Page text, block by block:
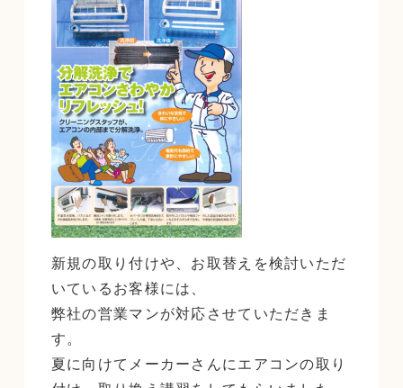
新規の取り付けや、お取替えを検討いただ
いているお客様には、
弊社の営業マンが対応させていただきま
す。
夏に向けてメーカーさんにエアコンの取り